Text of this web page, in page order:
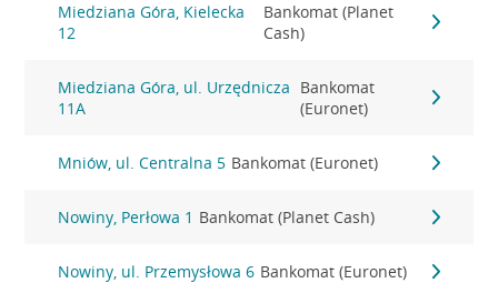
Miedziana Góra, Kielecka
12
Bankomat (Planet
Cash)
Miedziana Góra, ul. Urzędnicza
11A
Bankomat
(Euronet)
Mniów, ul. Centralna 5 Bankomat (Euronet)
Nowiny, Perłowa 1 Bankomat (Planet Cash)
Nowiny, ul. Przemysłowa 6 Bankomat (Euronet)